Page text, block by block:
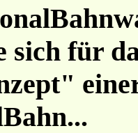
sich für